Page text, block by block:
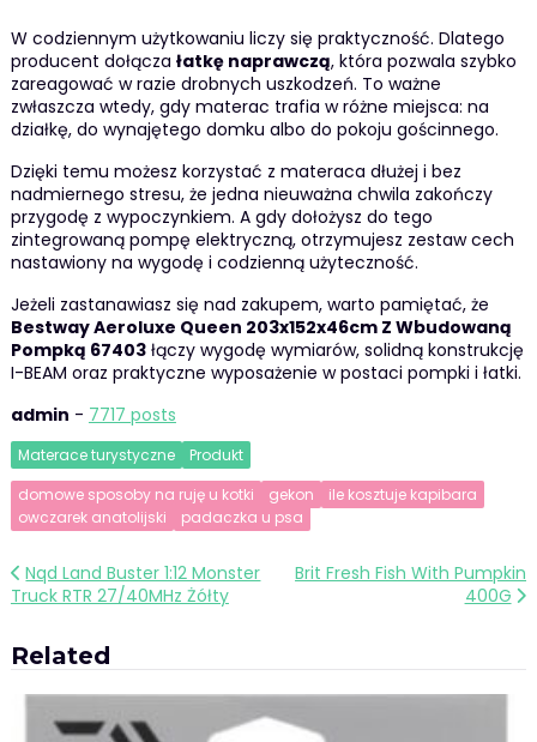
W codziennym użytkowaniu liczy się praktyczność. Dlatego
producent dołącza łatkę naprawczą, która pozwala szybko
zareagować w razie drobnych uszkodzeń. To ważne
zwłaszcza wtedy, gdy materac trafia w różne miejsca: na
działkę, do wynajętego domku albo do pokoju gościnnego.
Dzięki temu możesz korzystać z materaca dłużej i bez
nadmiernego stresu, że jedna nieuważna chwila zakończy
przygodę z wypoczynkiem. A gdy dołożysz do tego
zintegrowaną pompę elektryczną, otrzymujesz zestaw cech
nastawiony na wygodę i codzienną użyteczność.
Jeżeli zastanawiasz się nad zakupem, warto pamiętać, że
Bestway Aeroluxe Queen 203x152x46cm Z Wbudowaną
Pompką 67403łączy wygodę wymiarów, solidną konstrukcję
I-BEAM oraz praktyczne wyposażenie w postaci pompki i łatki.
admin - 7717 posts
Materace turystyczne
Produkt
domowe sposoby na ruję u kotki
gekon
ile kosztuje kapibara
owczarek anatolijski
padaczka u psa
Nawigacja
wpisu
Nqd Land Buster 1:12 Monster
Truck RTR 27/40MHz Żółty
Brit Fresh Fish With Pumpkin
400G
Related